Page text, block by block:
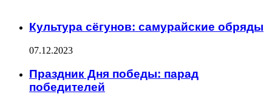
Культура сёгунов: самурайские обряды
07.12.2023
Праздник Дня победы: парад
победителей